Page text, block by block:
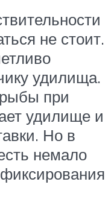
не стоит.
удилища.
при
удилище и
Но в
немало